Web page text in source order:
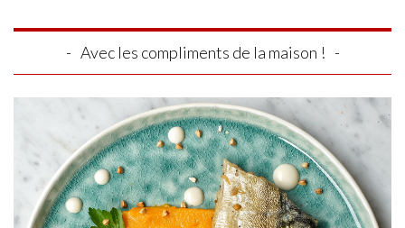
Avec les compliments de la maison !